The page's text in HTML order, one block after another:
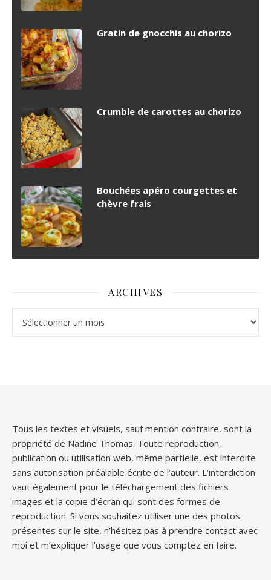
Gratin de gnocchis au chorizo
Crumble de carottes au chorizo
Bouchées apéro courgettes et
chèvre frais
ARCHIVES
Tous les textes et visuels, sauf mention contraire, sont la
propriété de Nadine Thomas. Toute reproduction,
publication ou utilisation web, même partielle, est interdite
sans autorisation préalable écrite de l’auteur. L’interdiction
vaut également pour le téléchargement des fichiers
images et la copie d’écran qui sont des formes de
reproduction. Si vous souhaitez utiliser une des photos
présentes sur le site, n’hésitez pas à prendre contact avec
moi et m’expliquer l’usage que vous comptez en faire.